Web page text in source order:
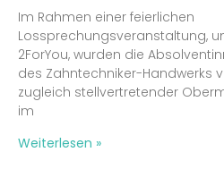
Im Rahmen einer feierlichen
Lossprechungsveranstaltung,
2ForYou, wurden die
des Zahntechniker-Handwerks
zugleich stellvertretender
im
Weiterlesen »